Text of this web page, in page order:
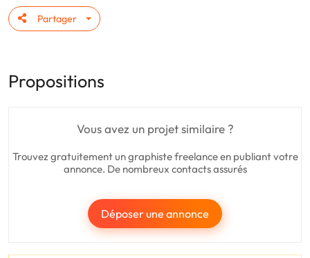
Partager
Propositions
Vous avez un projet similaire ?
Trouvez gratuitement un graphiste freelance en publiant votre
annonce. De nombreux contacts assurés
Déposer une annonce